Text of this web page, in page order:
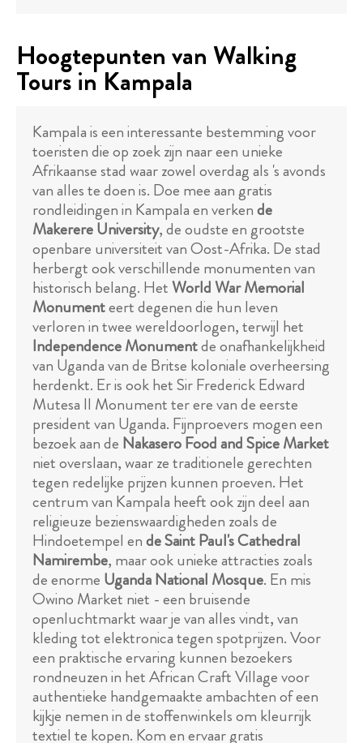
Hoogtepunten van Walking
Tours in Kampala
Kampala is een interessante bestemming voor
toeristen die op zoek zijn naar een unieke
Afrikaanse stad waar zowel overdag als 's avonds
van alles te doen is. Doe mee aan gratis
rondleidingen in Kampala en verkende
Makerere University, de oudste en grootste
openbare universiteit van Oost-Afrika. De stad
herbergt ook verschillende monumenten van
historisch belang. Het World War Memorial
Monumenteert degenen die hun leven
verloren in twee wereldoorlogen, terwijl het
Independence Monumentde onafhankelijkheid
van Uganda van de Britse koloniale overheersing
herdenkt. Er is ook het Sir Frederick Edward
Mutesa II Monument ter ere van de eerste
president van Uganda. Fijnproevers mogen een
bezoek aan de Nakasero Food and Spice Market
niet overslaan, waar ze traditionele gerechten
tegen redelijke prijzen kunnen proeven. Het
centrum van Kampala heeft ook zijn deel aan
religieuze bezienswaardigheden zoals de
Hindoetempel ende Saint Paul's Cathedral
Namirembe, maar ook unieke attracties zoals
de enorme Uganda National Mosque. En mis
Owino Market niet - een bruisende
openluchtmarkt waar je van alles vindt, van
kleding tot elektronica tegen spotprijzen. Voor
een praktische ervaring kunnen bezoekers
rondneuzen in het African Craft Village voor
authentieke handgemaakte ambachten of een
kijkje nemen in de stoffenwinkels om kleurrijk
textiel te kopen. Kom en ervaar gratis